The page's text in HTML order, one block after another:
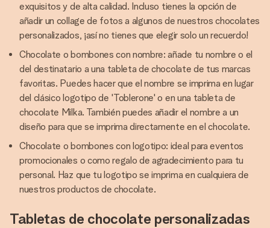
exquisitos y de alta calidad. Incluso tienes la opción de
añadir un collage de fotos a algunos de nuestros chocolates
personalizados, ¡así no tienes que elegir solo un recuerdo!
Chocolate o bombones con nombre: añade tu nombre o el
del destinatario a una tableta de chocolate de tus marcas
favoritas. Puedes hacer que el nombre se imprima en lugar
del clásico logotipo de 'Toblerone' o en una tableta de
chocolate Milka. También puedes añadir el nombre a un
diseño para que se imprima directamente en el chocolate.
Chocolate o bombones con logotipo: ideal para eventos
promocionales o como regalo de agradecimiento para tu
personal. Haz que tu logotipo se imprima en cualquiera de
nuestros productos de chocolate.
Tabletas de chocolate personalizadas